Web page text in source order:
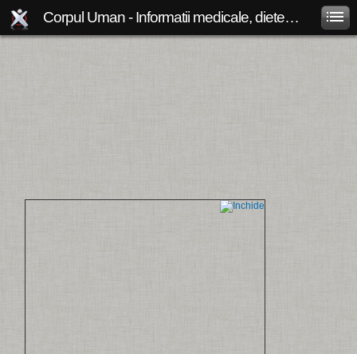
Corpul Uman - Informatii medicale, diete de slabit, boli si afectiuni